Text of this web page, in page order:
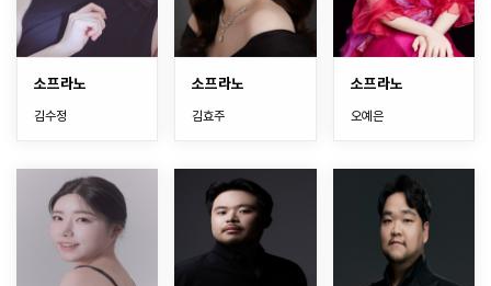
소프라노
김수정
소프라노
김효주
소프라노
오예은